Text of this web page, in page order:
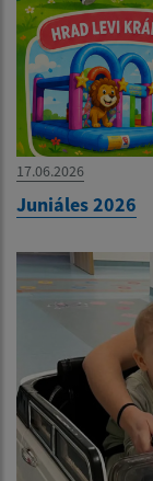
17.06.2026
Juniáles 2026